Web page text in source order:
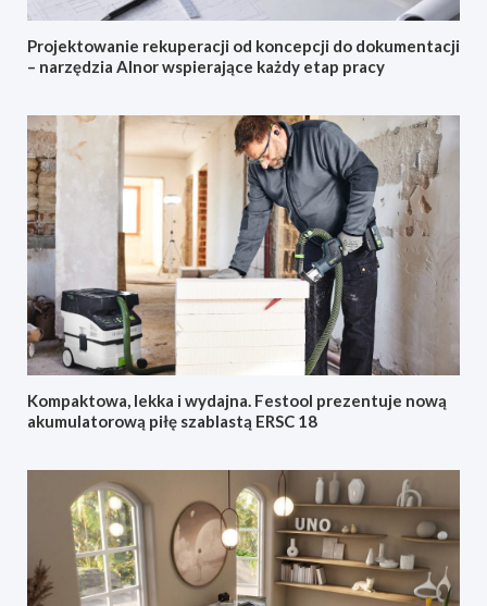
Projektowanie rekuperacji od koncepcji do dokumentacji
– narzędzia Alnor wspierające każdy etap pracy
Kompaktowa, lekka i wydajna. Festool prezentuje nową
akumulatorową piłę szablastą ERSC 18